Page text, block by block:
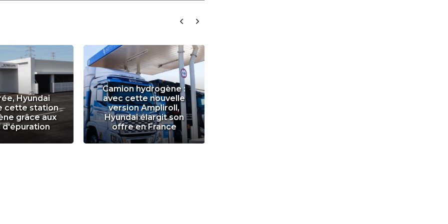
Hyundai
cette station
grâce aux
d'épuration
Camion hydrogène :
avec cette nouvelle
version Ampliroll,
Hyundai élargit son
offre en France